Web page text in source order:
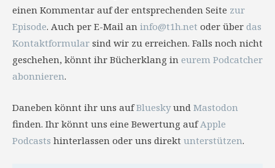
einen Kommentar auf der entsprechenden Seite zur
Episode. Auch per E-Mail an info@t1h.net oder über das
Kontaktformular sind wir zu erreichen. Falls noch nicht
geschehen, könnt ihr Bücherklang in eurem Podcatcher
abonnieren.
Daneben könnt ihr uns aufBlueskyund Mastodon
finden. Ihr könnt uns eine Bewertung aufApple
Podcasts hinterlassen oder uns direkt unterstützen.